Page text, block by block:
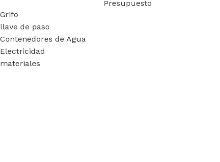
Grifo
llave de paso
Contenedores de Agua
Electricidad
materiales
Presupuesto